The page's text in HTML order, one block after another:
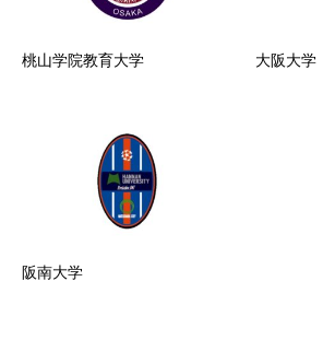
桃山学院教育大学 大阪大学
阪南大学